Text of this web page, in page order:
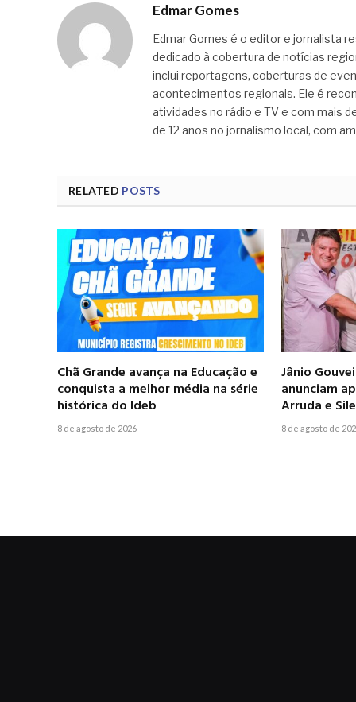
Edmar Gomes
Edmar Gomes é o editor e jornalista
dedicado à cobertura de notícias
inclui reportagens, coberturas de
acontecimentos regionais. Ele é
atividades no rádio e TV e com mais
de 12 anos no jornalismo local, com
RELATED POSTS
Chã Grande avança na Educação e
conquista a melhor média na série
histórica do Ideb
8 de agosto de 2026
Jânio
anunciam
Arruda e
8 de agosto de